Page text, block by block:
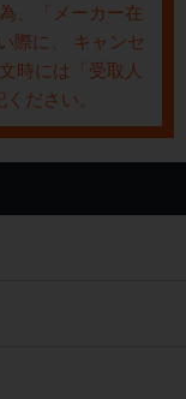
、「メーカー在
際に、 キャンセ
時には「受取人
ださい。